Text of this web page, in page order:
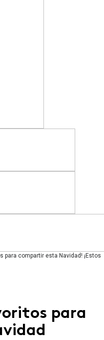
para compartir esta Navidad! ¡Estos
para